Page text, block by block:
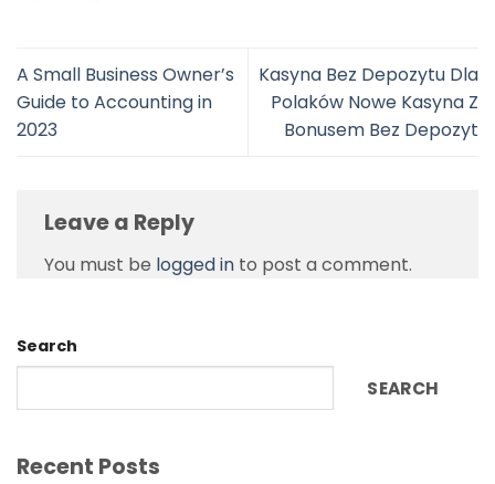
A Small Business Owner’s
Guide to Accounting in
2023
Kasyna Bez Depozytu Dla
Polaków Nowe Kasyna Z
Bonusem Bez Depozyt
Leave a Reply
You must be logged in to post a comment.
Search
SEARCH
Recent Posts